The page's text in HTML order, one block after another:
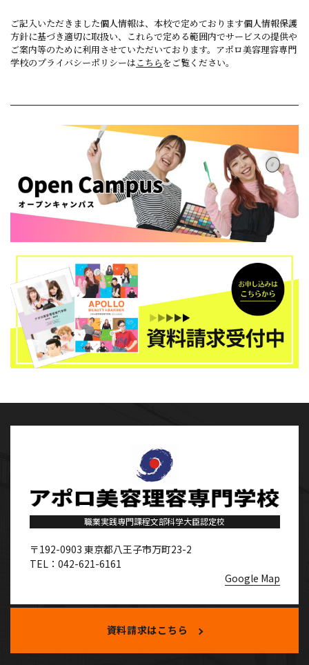
ご記入いただきました個人情報は、本校で定めております個人情報保護
方針に基づき適切に取扱い、これらで定める範囲内でサービスの提供や
ご案内等のために利用させていただいております。アポロ美容理容専門
学校のプライバシーポリシーはこちらをご覧ください。
職業実践専門課程文部科学大臣認定校
〒192-0903 東京都八王子市万町23-2
TEL：042-621-6161
Google Map
資料請求はこちら